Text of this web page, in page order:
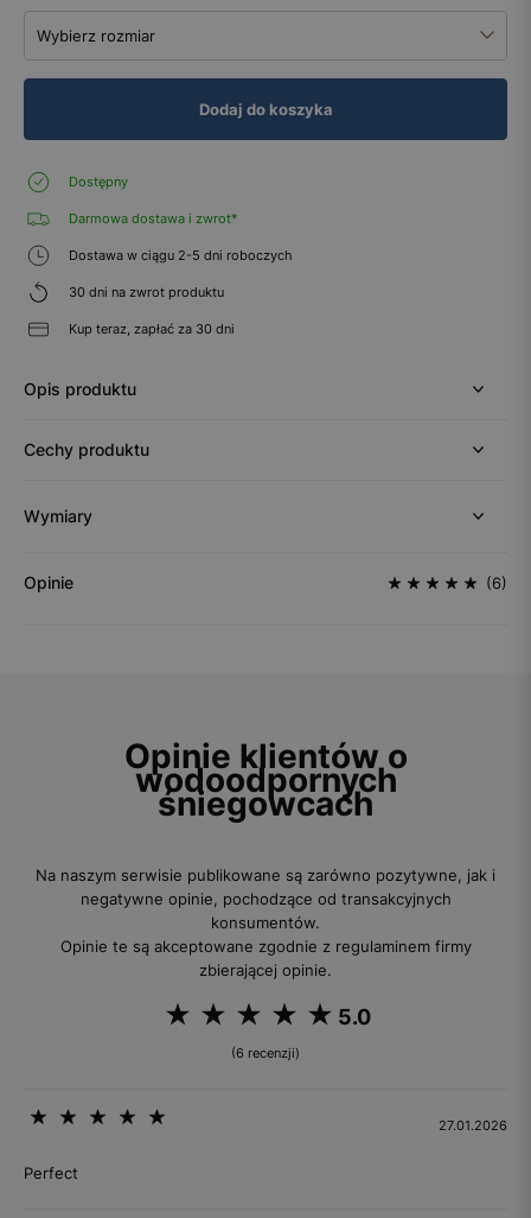
Wybierz rozmiar
Dodaj do koszyka
Dostępny
Darmowa dostawa i zwrot*
Dostawa w ciągu 2-5 dni roboczych
30 dni na zwrot produktu
Kup teraz, zapłać za 30 dni
Opis produktu
Cechy produktu
Wymiary
Opinie (6)
Opinie klientów o
wodoodpornych
śniegowcach
Na naszym serwisie publikowane są zarówno pozytywne, jak i
negatywne opinie, pochodzące od transakcyjnych
konsumentów.
Opinie te są akceptowane zgodnie z regulaminem firmy
zbierającej opinie.
5.0
(6 recenzji)
27.01.2026
Perfect